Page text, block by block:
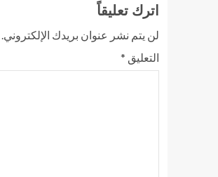
اترك تعليقاً
لن يتم نشر عنوان بريدك الإلكتروني.
التعليق *